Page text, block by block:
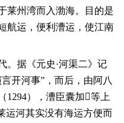
莱州湾而入渤海。目的是
航运，便利漕运，使江南
。据《元史·河渠二》记
言开河事”，而后，由阿八
1294），漕臣囊加等上
运河其实没有海运方便而